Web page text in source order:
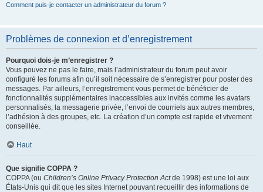
Comment puis-je contacter un administrateur du forum ?
Problèmes de connexion et d’enregistrement
Pourquoi dois-je m’enregistrer ?
Vous pouvez ne pas le faire, mais l’administrateur du forum peut avoir
configuré les forums afin qu’il soit nécessaire de s’enregistrer pour poster des
messages. Par ailleurs, l’enregistrement vous permet de bénéficier de
fonctionnalités supplémentaires inaccessibles aux invités comme les avatars
personnalisés, la messagerie privée, l’envoi de courriels aux autres membres,
l’adhésion à des groupes, etc. La création d’un compte est rapide et vivement
conseillée.
Haut
Que signifie COPPA ?
COPPA (ou Children’s Online Privacy Protection Actde 1998) est une loi aux
États-Unis qui dit que les sites Internet pouvant recueillir des informations de